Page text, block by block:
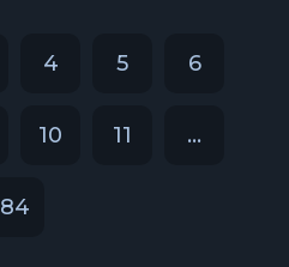
4 5 6
10 11 ...
84